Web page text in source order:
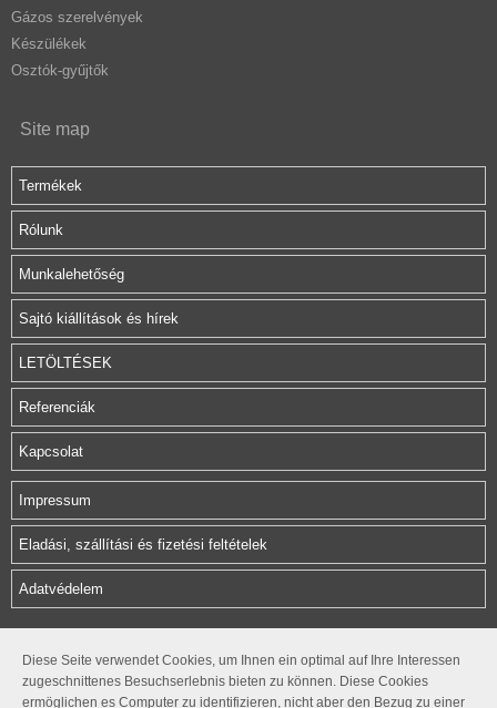
Diese Seite verwendet Cookies, um Ihnen ein optimal auf Ihre Interessen
zugeschnittenes Besuchserlebnis bieten zu können. Diese Cookies
ermöglichen es Computer zu identifizieren, nicht aber den Bezug zu einer
Gázos szerelvények
Készülékek
Osztók-gyűjtők
Site map
Termékek
Rólunk
Munkalehetőség
Sajtó kiállítások és hírek
LETÖLTÉSEK
Referenciák
Kapcsolat
Impressum
Eladási, szállítási és fizetési feltételek
Adatvédelem
Herz Armatura Hungária Kft.
Rétifarkas u. 10.